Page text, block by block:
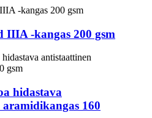
IIIA -kangas 200 gsm
hidastava
160